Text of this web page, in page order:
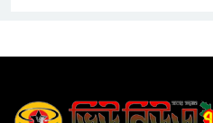
নিহত ৯, পরিবারকে আর্থিক